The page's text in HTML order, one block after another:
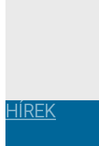
HÍREK